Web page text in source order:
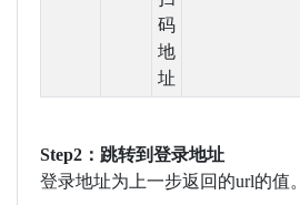
码
地
址
Step2：跳转到登录地址
登录地址为上一步返回的url的值。